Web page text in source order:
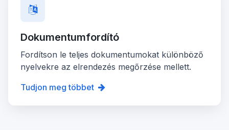
Dokumentumfordító
Fordítson le teljes dokumentumokat különböző
nyelvekre az elrendezés megőrzése mellett.
Tudjon meg többet